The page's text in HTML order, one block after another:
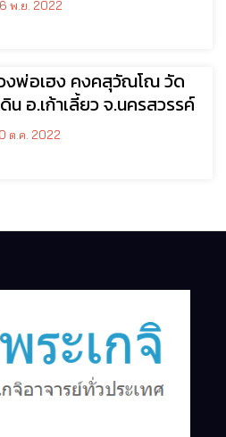
พ.ย. 2022
งพ่อเฮง คงคสุวัณโณ วัด
น อ.เก้าเลี้ยว จ.นครสวรรค์
ต.ค. 2022